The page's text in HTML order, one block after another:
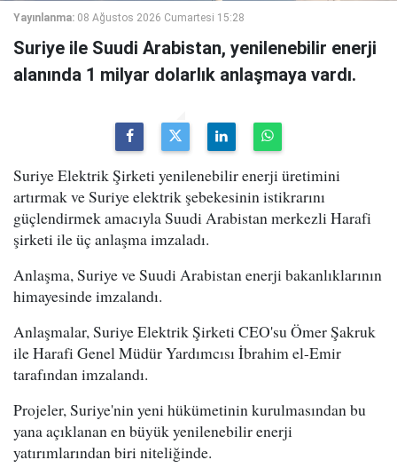
Yayınlanma: 08 Ağustos 2026 Cumartesi 15:28
Suriye ile Suudi Arabistan, yenilenebilir enerji
alanında 1 milyar dolarlık anlaşmaya vardı.
Suriye Elektrik Şirketi yenilenebilir enerji üretimini
artırmak ve Suriye elektrik şebekesinin istikrarını
güçlendirmek amacıyla Suudi Arabistan merkezli Harafi
şirketi ile üç anlaşma imzaladı.
Anlaşma, Suriye ve Suudi Arabistan enerji bakanlıklarının
himayesinde imzalandı.
Anlaşmalar, Suriye Elektrik Şirketi CEO'su Ömer Şakruk
ile Harafi Genel Müdür Yardımcısı İbrahim el-Emir
tarafından imzalandı.
Projeler, Suriye'nin yeni hükümetinin kurulmasından bu
yana açıklanan en büyük yenilenebilir enerji
yatırımlarından biri niteliğinde.